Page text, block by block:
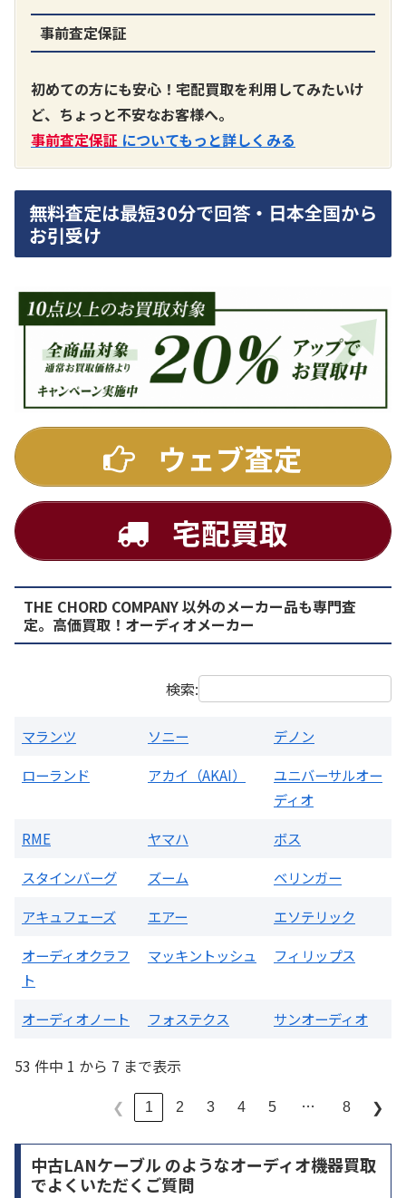
A3300 真空管プリアンプ
買取価格：お問合せください
SONY
DA7000ES アンプ
買取価格：お問合せください
DENON
PMA-1500AE プリメインアンプ
買取価格：お問合せください
事前査定保証
初めての方にも安心！宅配買取を利用してみたいけ
ど、ちょっと不安なお客様へ。
事前査定保証 についてもっと詳しくみる
無料査定は最短30分で回答・日本全国から
お引受け
ウェブ査定
宅配買取
THE CHORD COMPANY 以外のメーカー品も専門査
定。高価買取！オーディオメーカー
検索:
マランツ ソニー
デノン
ローランド
アカイ（AKAI）
ユニバーサルオー
ディオ
RME
ヤマハ
ボス
スタインバーグ
ズーム
ベリンガー
アキュフェーズ
エアー
エソテリック
オーディオクラフ
ト
マッキントッシュ フィリップス
オーディオノート フォステクス サンオーディオ
53 件中 1 から 7 まで表示
❮ 1 2 3 4 5 … 8 ❯
中古LANケーブル のようなオーディオ機器買取
でよくいただくご質問